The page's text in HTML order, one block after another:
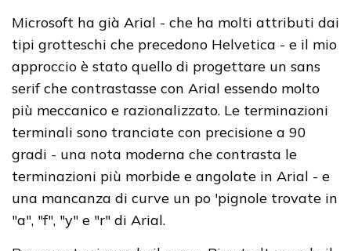
Microsoft ha già Arial - che ha molti attributi dai
tipi grotteschi che precedono Helvetica - e il mio
approccio è stato quello di progettare un sans
serif che contrastasse con Arial essendo molto
più meccanico e razionalizzato. Le terminazioni
terminali sono tranciate con precisione a 90
gradi - una nota moderna che contrasta le
terminazioni più morbide e angolate in Arial - e
una mancanza di curve un po 'pignole trovate in
"a", "f", "y" e "r" di Arial.